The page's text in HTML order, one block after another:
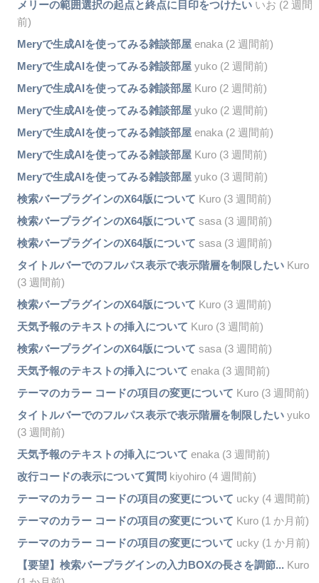
メリーの範囲選択の起点と終点に目印をつけたいいお (2 週間
前)
Meryで生成AIを使ってみる雑談部屋enaka (2 週間前)
Meryで生成AIを使ってみる雑談部屋yuko (2 週間前)
Meryで生成AIを使ってみる雑談部屋Kuro (2 週間前)
Meryで生成AIを使ってみる雑談部屋yuko (2 週間前)
Meryで生成AIを使ってみる雑談部屋enaka (2 週間前)
Meryで生成AIを使ってみる雑談部屋Kuro (3 週間前)
Meryで生成AIを使ってみる雑談部屋yuko (3 週間前)
検索バープラグインのX64版について Kuro (3 週間前)
検索バープラグインのX64版について sasa (3 週間前)
検索バープラグインのX64版について sasa (3 週間前)
タイトルバーでのフルパス表示で表示階層を制限したいKuro
(3 週間前)
検索バープラグインのX64版について Kuro (3 週間前)
天気予報のテキストの挿入について Kuro (3 週間前)
検索バープラグインのX64版について sasa (3 週間前)
天気予報のテキストの挿入について enaka (3 週間前)
テーマのカラー コードの項目の変更について Kuro (3 週間前)
タイトルバーでのフルパス表示で表示階層を制限したいyuko
(3 週間前)
天気予報のテキストの挿入について enaka (3 週間前)
改行コードの表示について質問 kiyohiro (4 週間前)
テーマのカラー コードの項目の変更について ucky (4 週間前)
テーマのカラー コードの項目の変更について Kuro (1 か月前)
テーマのカラー コードの項目の変更について ucky (1 か月前)
【要望】検索バープラグインの入力BOXの長さを調節... Kuro